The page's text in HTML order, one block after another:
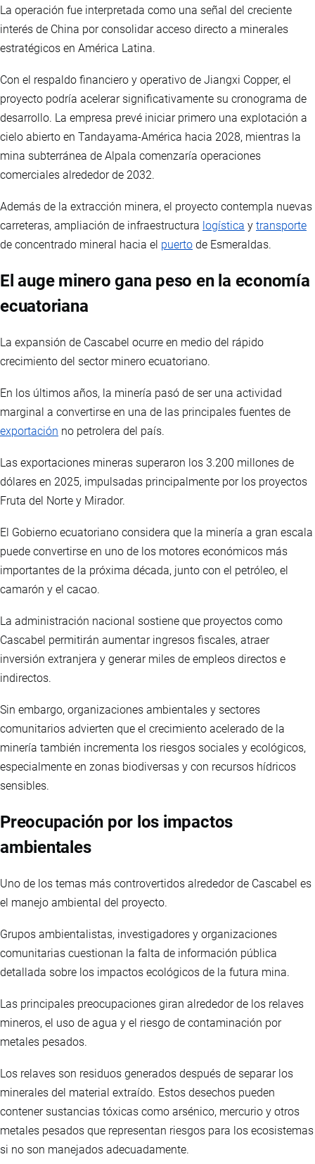
La operación fue interpretada como una señal del creciente
interés de China por consolidar acceso directo a minerales
estratégicos en América Latina.
Con el respaldo financiero y operativo de Jiangxi Copper, el
proyecto podría acelerar significativamente su cronograma de
desarrollo. La empresa prevé iniciar primero una explotación a
cielo abierto en Tandayama-América hacia 2028, mientras la
mina subterránea de Alpala comenzaría operaciones
comerciales alrededor de 2032.
Además de la extracción minera, el proyecto contempla nuevas
carreteras, ampliación de infraestructura logística y transporte
de concentrado mineral hacia el puerto de Esmeraldas.
El auge minero gana peso en la economía
ecuatoriana
La expansión de Cascabel ocurre en medio del rápido
crecimiento del sector minero ecuatoriano.
En los últimos años, la minería pasó de ser una actividad
marginal a convertirse en una de las principales fuentes de
exportación no petrolera del país.
Las exportaciones mineras superaron los 3.200 millones de
dólares en 2025, impulsadas principalmente por los proyectos
Fruta del Norte y Mirador.
El Gobierno ecuatoriano considera que la minería a gran escala
puede convertirse en uno de los motores económicos más
importantes de la próxima década, junto con el petróleo, el
camarón y el cacao.
La administración nacional sostiene que proyectos como
Cascabel permitirán aumentar ingresos fiscales, atraer
inversión extranjera y generar miles de empleos directos e
indirectos.
Sin embargo, organizaciones ambientales y sectores
comunitarios advierten que el crecimiento acelerado de la
minería también incrementa los riesgos sociales y ecológicos,
especialmente en zonas biodiversas y con recursos hídricos
sensibles.
Preocupación por los impactos
ambientales
Uno de los temas más controvertidos alrededor de Cascabel es
el manejo ambiental del proyecto.
Grupos ambientalistas, investigadores y organizaciones
comunitarias cuestionan la falta de información pública
detallada sobre los impactos ecológicos de la futura mina.
Las principales preocupaciones giran alrededor de los relaves
mineros, el uso de agua y el riesgo de contaminación por
metales pesados.
Los relaves son residuos generados después de separar los
minerales del material extraído. Estos desechos pueden
contener sustancias tóxicas como arsénico, mercurio y otros
metales pesados que representan riesgos para los ecosistemas
si no son manejados adecuadamente.